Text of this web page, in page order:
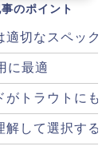
のポイント
切なスペック
に最適
トラウトにも
して選択する